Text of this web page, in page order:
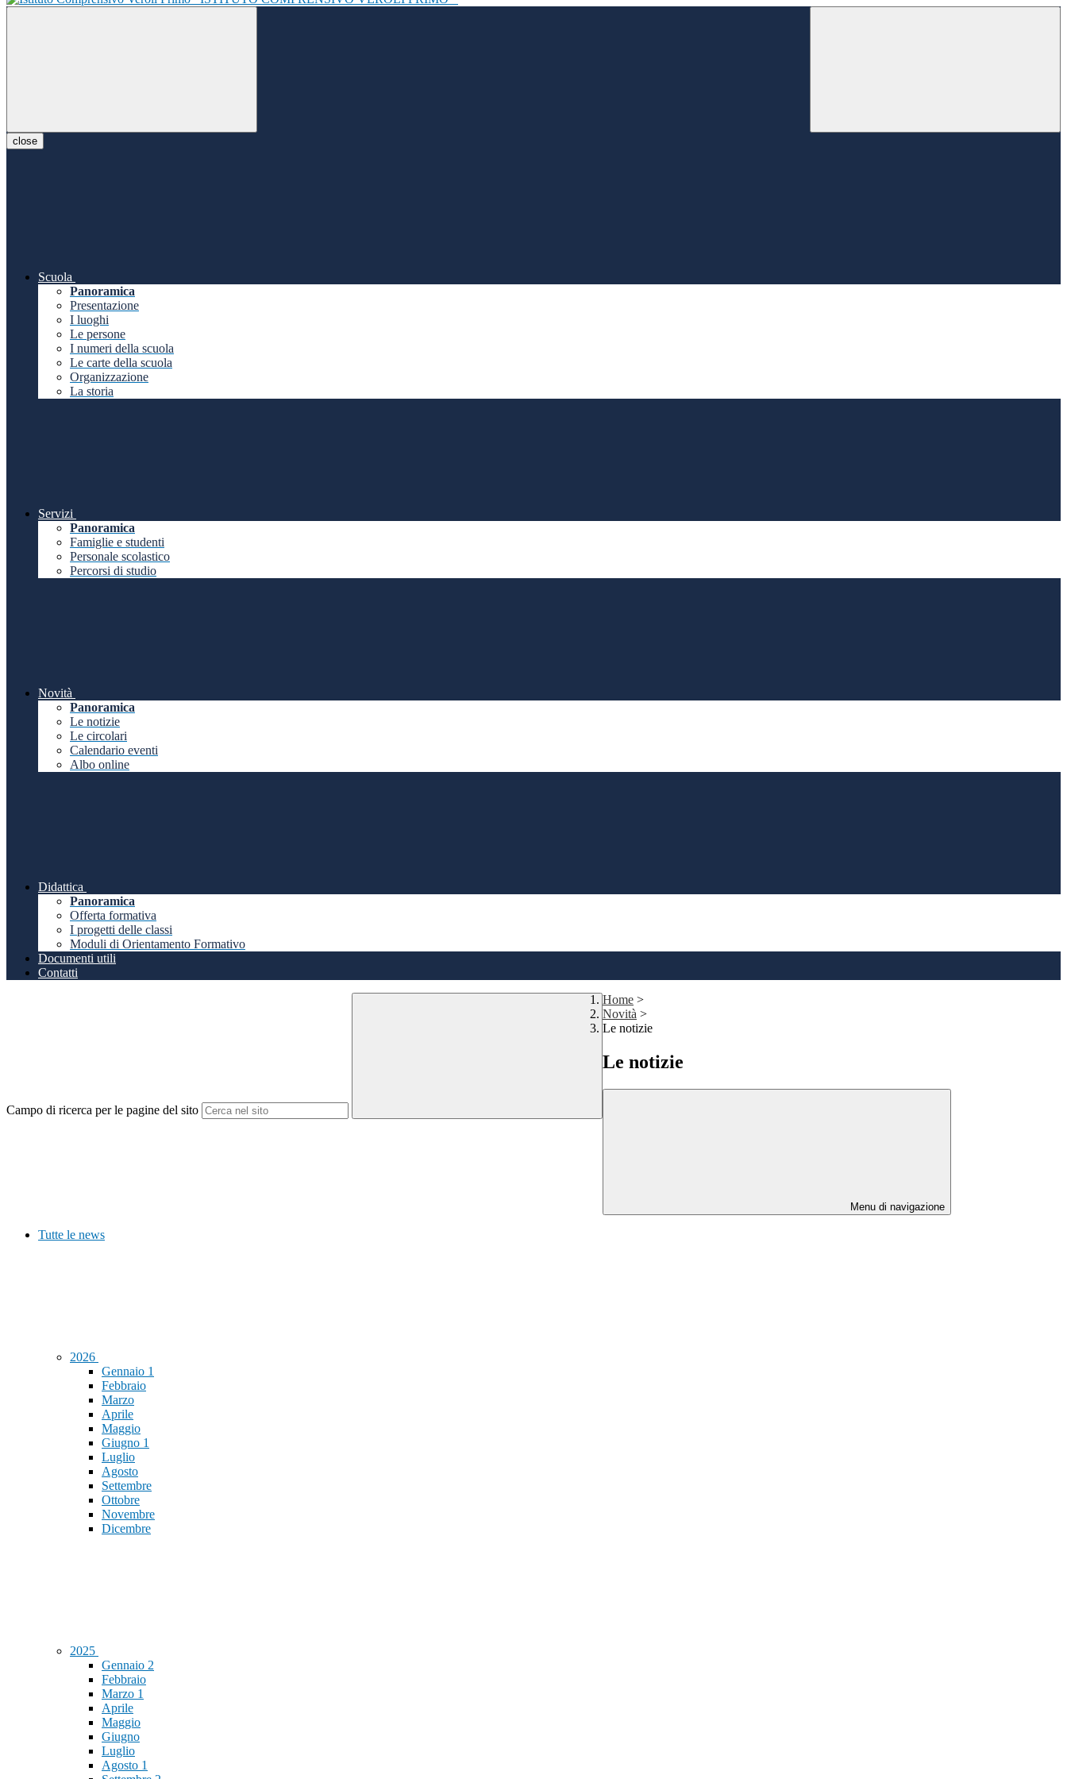
close
Scuola
Panoramica
Presentazione
I luoghi
Le persone
I numeri della scuola
Le carte della scuola
Organizzazione
La storia
Servizi
Panoramica
Famiglie e studenti
Personale scolastico
Percorsi di studio
Novità
Panoramica
Le notizie
Le circolari
Calendario eventi
Albo online
Didattica
Panoramica
Offerta formativa
I progetti delle classi
Moduli di Orientamento Formativo
Documenti utili
Contatti
Campo di ricerca per le pagine del sito
Home >
Novità >
Le notizie
Le notizie
Menu di navigazione
Tutte le news
2026
Gennaio 1
Febbraio
Marzo
Aprile
Maggio
Giugno 1
Luglio
Agosto
Settembre
Ottobre
Novembre
Dicembre
2025
Gennaio 2
Febbraio
Marzo 1
Aprile
Maggio
Giugno
Luglio
Agosto 1